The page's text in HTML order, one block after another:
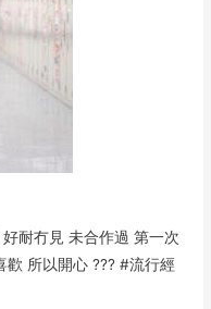
耐冇見 未合作過 第一次
歡 所以開心 ??? #流行經